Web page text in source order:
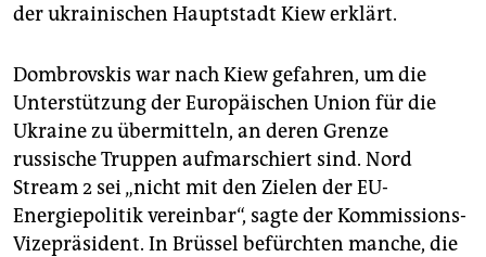
der ukrainischen Hauptstadt Kiew erklärt.
Dombrovskis war nach Kiew gefahren, um die
Unterstützung der Europäischen Union für die
Ukraine zu übermitteln, an deren Grenze
russische Truppen aufmarschiert sind. Nord
Stream 2 sei „nicht mit den Zielen der EU-
Energiepolitik vereinbar“, sagte der Kommissions-
Vizepräsident. In Brüssel befürchten manche, die